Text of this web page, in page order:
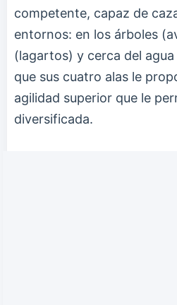
competente, capaz de
entornos: en los árboles
(lagartos) y cerca del
que sus cuatro alas le
agilidad superior que le
diversificada.